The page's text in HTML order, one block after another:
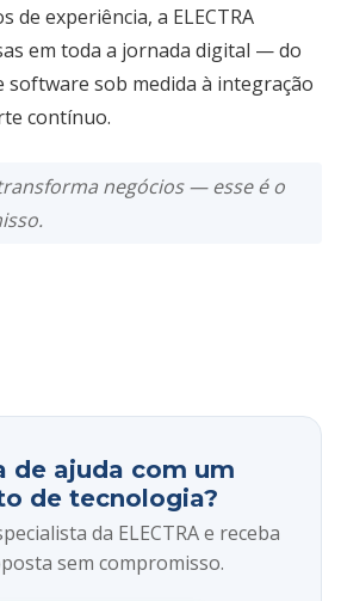
de experiência, a ELECTRA
em toda a jornada digital — do
software sob medida à integração
contínuo.
negócios — esse é o
de ajuda com um
de tecnologia?
da ELECTRA e receba
sem compromisso.